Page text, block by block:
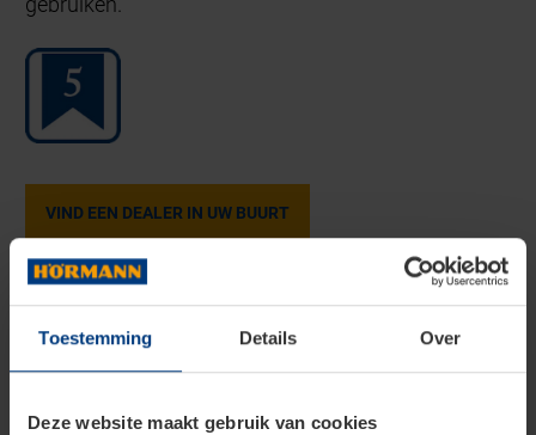
Toestemming Details Over
Deze website maakt gebruik van cookies
VIND EEN DEALER IN UW BUURT
Een vergelijking
van onze
draaivleugelaandrijvingen